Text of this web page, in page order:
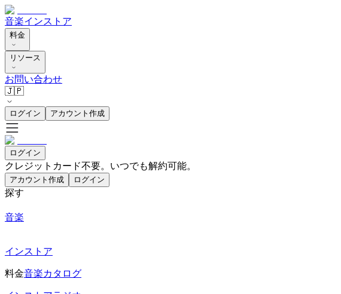
音楽インストア
料金
リソース
お問い合わせ
🇯🇵
ログイン アカウント作成
ログイン
クレジットカード不要。いつでも解約可能。
アカウント作成 ログイン
探す
音楽
インストア
料金音楽カタログ